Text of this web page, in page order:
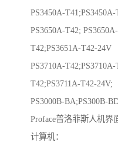
PS3450A-
PS3650A-T42;
T42;PS3651A-T42-24V
PS3710A-
T42;PS3711A-T42-24V;
PS3000B-BA;PS300B-
Proface普洛菲斯人机界
计算机：